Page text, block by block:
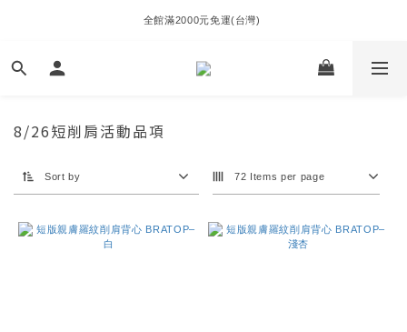
全館滿2000元免運(台灣)
8/26短削肩活動品項
Sort by 72 Items per page